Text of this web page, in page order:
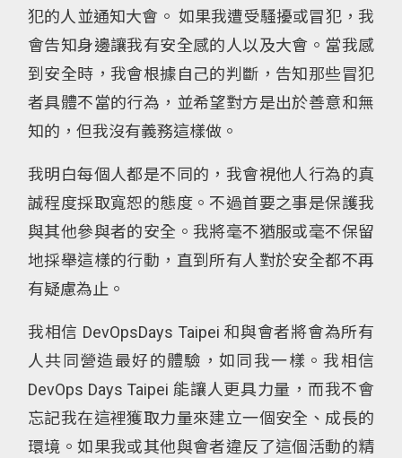
犯的人並通知大會。 如果我遭受騷擾或冒犯，我
會告知身邊讓我有安全感的人以及大會。當我感
到安全時，我會根據自己的判斷，告知那些冒犯
者具體不當的行為，並希望對方是出於善意和無
知的，但我沒有義務這樣做。
我明白每個人都是不同的，我會視他人行為的真
誠程度採取寬恕的態度。不過首要之事是保護我
與其他參與者的安全。我將毫不猶服或毫不保留
地採舉這樣的行動，直到所有人對於安全都不再
有疑慮為止。
我相信 DevOpsDays Taipei 和與會者將會為所有
人共同營造最好的體驗，如同我一樣。我相信
DevOps Days Taipei 能讓人更具力量，而我不會
忘記我在這裡獲取力量來建立一個安全、成長的
環境。如果我或其他與會者違反了這個活動的精